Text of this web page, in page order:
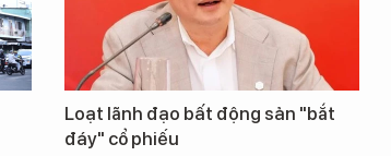
Loạt lãnh đạo bất động sản "bắt
đáy" cổ phiếu